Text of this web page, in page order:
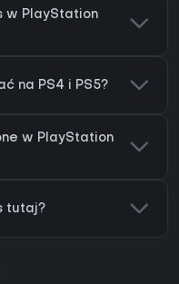
w PlayStation
na PS4 i PS5?
w PlayStation
tutaj?